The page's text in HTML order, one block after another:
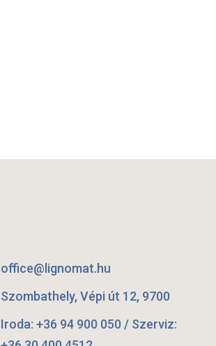
office@lignomat.hu
Szombathely, Vépi út 12, 9700
Iroda: +36 94 900 050 / Szerviz: